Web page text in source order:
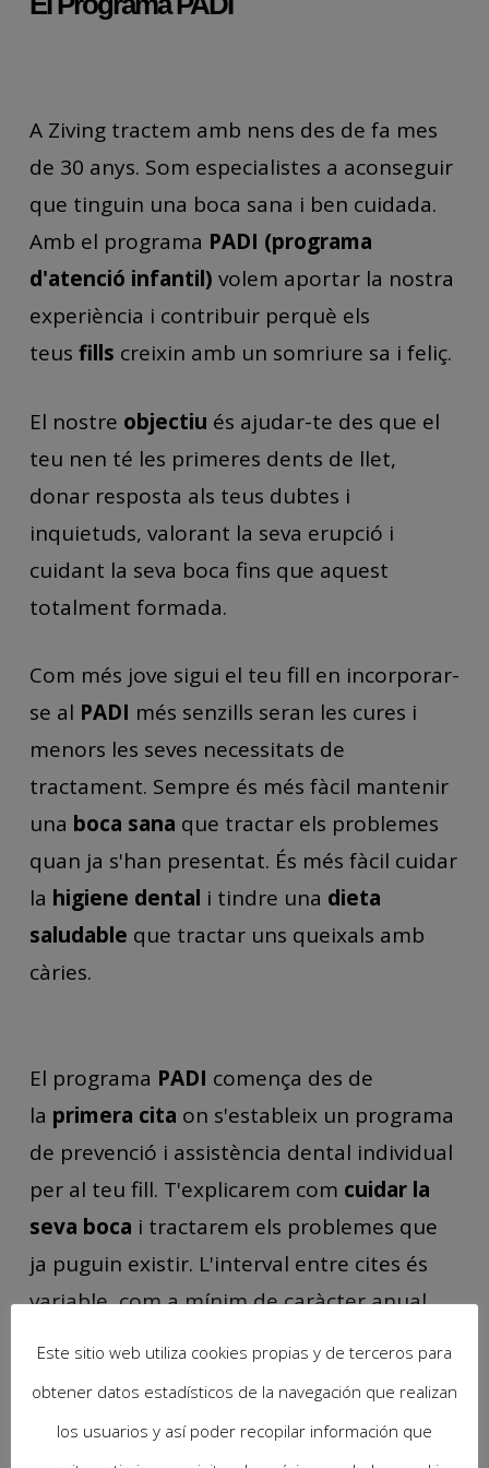
A Ziving tractem amb nens des de fa mes
de 30 anys. Som especialistes a aconseguir
que tinguin una boca sana i ben cuidada.
Amb el programa PADI (programa
d'atenció infantil) volem aportar la nostra
experiència i contribuir perquè els
teus fills creixin amb un somriure sa i feliç.
El nostre objectiu és ajudar-te des que el
teu nen té les primeres dents de llet,
donar resposta als teus dubtes i
inquietuds, valorant la seva erupció i
cuidant la seva boca fins que aquest
totalment formada.
Com més jove sigui el teu fill en incorporar-
se al PADI més senzills seran les cures i
menors les seves necessitats de
tractament. Sempre és més fàcil mantenir
una boca sana que tractar els problemes
quan ja s'han presentat. És més fàcil cuidar
la higiene dental i tindre una dieta
saludable que tractar uns queixals amb
càries.
El programa PADI comença des de
la primera cita on s'estableix un programa
de prevenció i assistència dental individual
per al teu fill. T'explicarem com cuidar la
seva boca i tractarem els problemes que
ja puguin existir. L'interval entre cites és
variable, com a mínim de caràcter anual,
tenir-la, emprarem altres eines, com són el
Este sitio web utiliza cookies propias y de terceros para
obtener datos estadísticos de la navegación que realizan
los usuarios y así poder recopilar información que